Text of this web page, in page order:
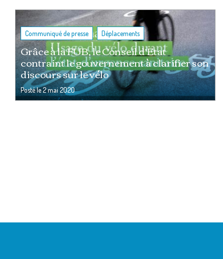
Communiqué de presse , Déplacements
Grâce à la FUB, le Conseil d’Etat
contraint le gouvernement à clarifier son
discours sur le vélo
Posté le2 mai 2020